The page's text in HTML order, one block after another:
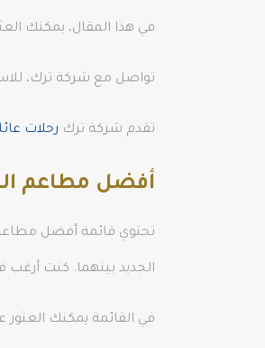
في هذا المقال، يمكنك
تواصل مع شركة ترك،
تقدم شركة ترك رحلات
أفضل مطاعم
الجديد بينهما. كنت أرغب